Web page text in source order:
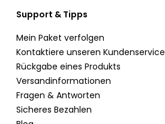
Support & Tipps
Mein Paket verfolgen
Kontaktiere unseren Kundenservice
Rückgabe eines Produkts
Versandinformationen
Fragen & Antworten
Sicheres Bezahlen